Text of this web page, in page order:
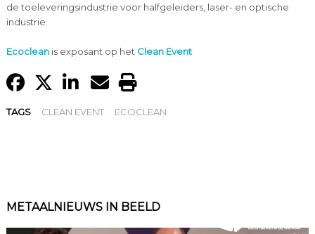
de toeleveringsindustrie voor halfgeleiders, laser- en optische
industrie.
Ecocleanis exposant op het Clean Event
TAGS CLEAN EVENT ECOCLEAN
METAALNIEUWS IN BEELD